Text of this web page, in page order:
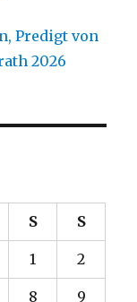
Predigt von
2026
S S
1 2
8 9